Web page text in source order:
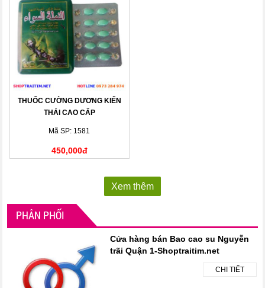
THUỐC CƯỜNG DƯƠNG KIẾN
THÁI CAO CẤP
Mã SP: 1581
450,000đ
Xem thêm
PHÂN PHỐI
Cửa hàng bán Bao cao su Nguyễn
trãi Quận 1-Shoptraitim.net
CHI TIẾT